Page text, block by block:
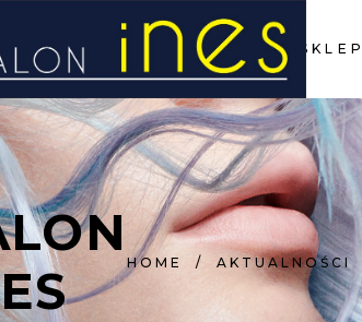
STRONA GŁÓWNA SKLEP
HOME / AKTUALNOŚCI